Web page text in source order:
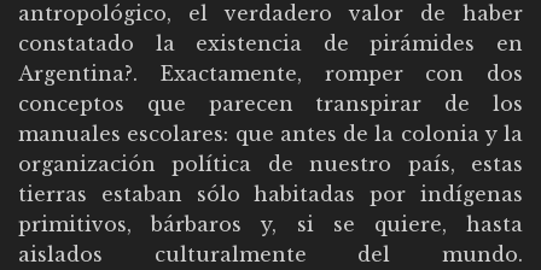
antropológico, el verdadero valor de haber
constatado la existencia de pirámides en
Argentina?. Exactamente, romper con dos
conceptos que parecen transpirar de los
manuales escolares: que antes de la colonia y la
organización política de nuestro país, estas
tierras estaban sólo habitadas por indígenas
primitivos, bárbaros y, si se quiere, hasta
aislados culturalmente del mundo.